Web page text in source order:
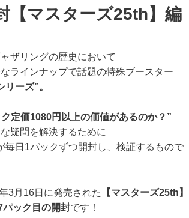
【マスターズ25th】
ザリングの歴史において
ラインナップで話題の特殊ブースター
リーズ”。
定価1080円以上の価値があるのか？”
疑問を解決するために
毎日1パックずつ開封し、検証するもので
3月16日に発売された
【マスターズ25th】
パック目の開封です！